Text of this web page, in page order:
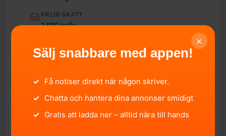
ÅRLIG SKATT
2 890 kr/år
Inte specificerat
I Trafik
IMPORTERAD
Nej
×
Sälj snabbare med appen!
✓ Få notiser direkt när någon skriver.
✓ Chatta och hantera dina annonser smidigt
✓ Gratis att ladda ner – alltid nära till hands